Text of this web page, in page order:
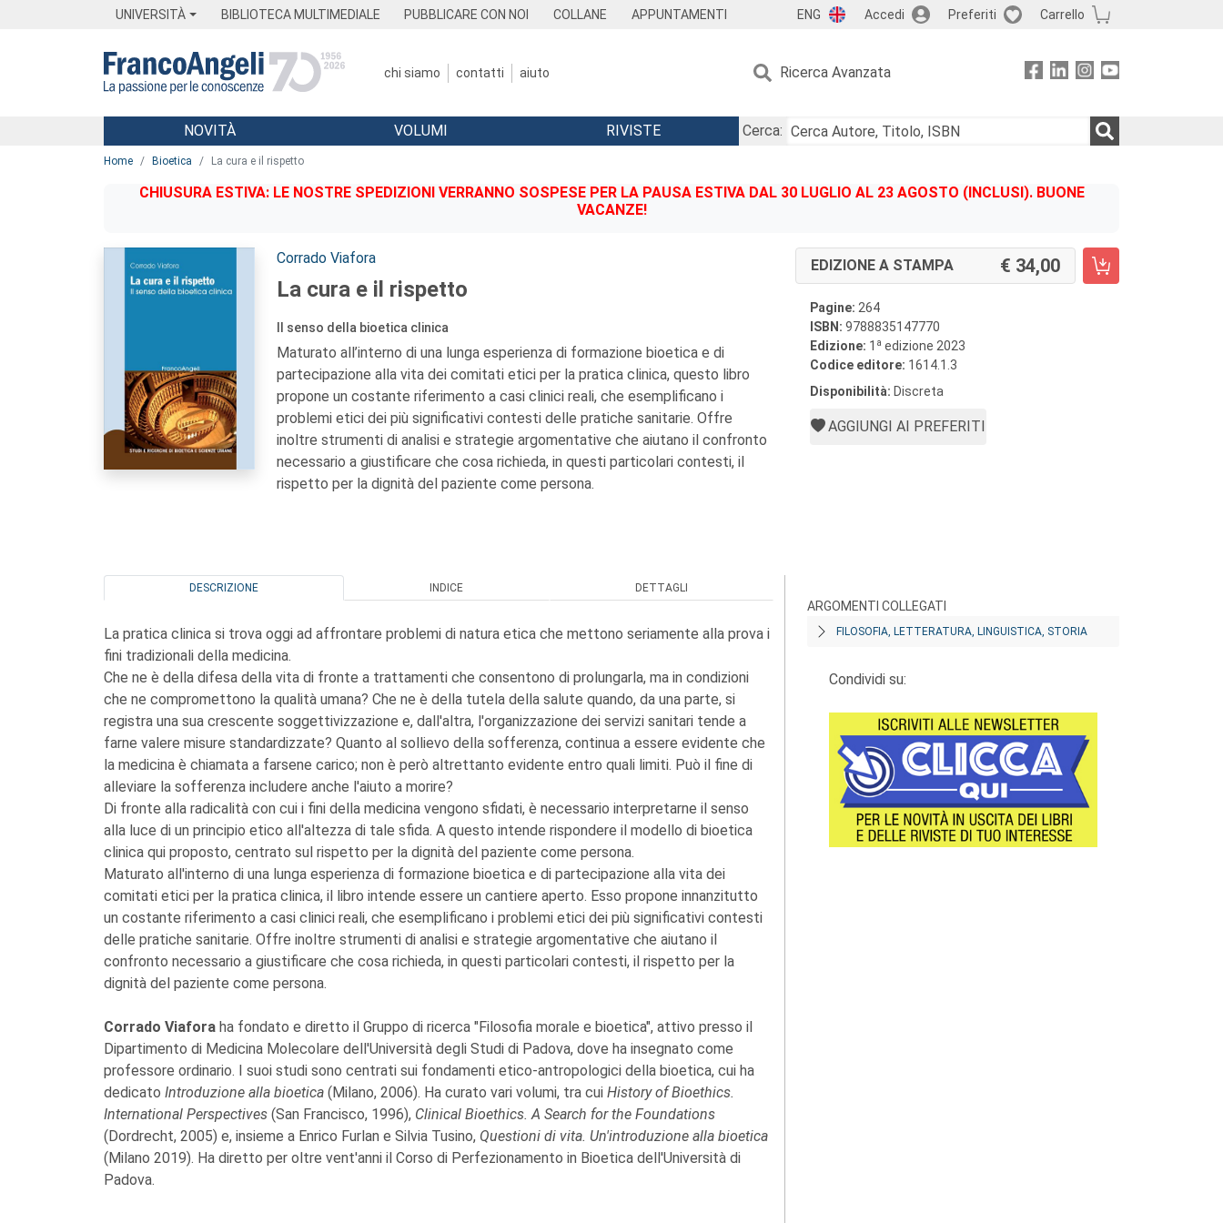
UNIVERSITÀ BIBLIOTECA MULTIMEDIALE PUBBLICARE CON NOI COLLANE APPUNTAMENTI ENG Accedi Preferiti Carrello
chi siamo contatti aiuto Ricerca Avanzata
Menu
NOVITÀ VOLUMI RIVISTE
Cerca:
Home Bioetica La cura e il rispetto
CHIUSURA ESTIVA: LE NOSTRE SPEDIZIONI VERRANNO SOSPESE PER LA PAUSA ESTIVA DAL 30 LUGLIO AL 23 AGOSTO (INCLUSI). BUONE
VACANZE!
Autori:
Corrado Viafora
La cura e il rispetto
Il senso della bioetica clinica
Maturato all’interno di una lunga esperienza di formazione bioetica e di
partecipazione alla vita dei comitati etici per la pratica clinica, questo libro
propone un costante riferimento a casi clinici reali, che esemplificano i
problemi etici dei più significativi contesti delle pratiche sanitarie. Offre
inoltre strumenti di analisi e strategie argomentative che aiutano il confronto
necessario a giustificare che cosa richieda, in questi particolari contesti, il
rispetto per la dignità del paziente come persona.
EDIZIONE A STAMPA 34,00
Pagine: 264
ISBN: 9788835147770
Edizione: 1 a edizione 2023
Codice editore: 1614.1.3
Disponibilità: Discreta
AGGIUNGI AI PREFERITI
DESCRIZIONE INDICE DETTAGLI
La pratica clinica si trova oggi ad affrontare problemi di natura etica che mettono seriamente alla prova i
fini tradizionali della medicina.
Che ne è della difesa della vita di fronte a trattamenti che consentono di prolungarla, ma in condizioni
che ne compromettono la qualità umana? Che ne è della tutela della salute quando, da una parte, si
registra una sua crescente soggettivizzazione e, dall'altra, l'organizzazione dei servizi sanitari tende a
farne valere misure standardizzate? Quanto al sollievo della sofferenza, continua a essere evidente che
la medicina è chiamata a farsene carico; non è però altrettanto evidente entro quali limiti. Può il fine di
alleviare la sofferenza includere anche l'aiuto a morire?
Di fronte alla radicalità con cui i fini della medicina vengono sfidati, è necessario interpretarne il senso
alla luce di un principio etico all'altezza di tale sfida. A questo intende rispondere il modello di bioetica
clinica qui proposto, centrato sul rispetto per la dignità del paziente come persona.
Maturato all'interno di una lunga esperienza di formazione bioetica e di partecipazione alla vita dei
comitati etici per la pratica clinica, il libro intende essere un cantiere aperto. Esso propone innanzitutto
un costante riferimento a casi clinici reali, che esemplificano i problemi etici dei più significativi contesti
delle pratiche sanitarie. Offre inoltre strumenti di analisi e strategie argomentative che aiutano il
confronto necessario a giustificare che cosa richieda, in questi particolari contesti, il rispetto per la
dignità del paziente come persona.
Corrado Viafora ha fondato e diretto il Gruppo di ricerca "Filosofia morale e bioetica", attivo presso il
Dipartimento di Medicina Molecolare dell'Università degli Studi di Padova, dove ha insegnato come
professore ordinario. I suoi studi sono centrati sui fondamenti etico-antropologici della bioetica, cui ha
dedicato Introduzione alla bioetica (Milano, 2006). Ha curato vari volumi, tra cui History of Bioethics.
International Perspectives (San Francisco, 1996), Clinical Bioethics. A Search for the Foundations
(Dordrecht, 2005) e, insieme a Enrico Furlan e Silvia Tusino, Questioni di vita. Un'introduzione alla bioetica
(Milano 2019). Ha diretto per oltre vent'anni il Corso di Perfezionamento in Bioetica dell'Università di
Padova.
ARGOMENTI COLLEGATI
FILOSOFIA, LETTERATURA, LINGUISTICA, STORIA
Condividi su: